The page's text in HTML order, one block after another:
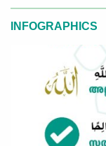
INFOGRAPHICS